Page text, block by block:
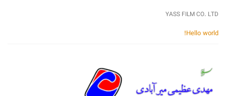
YASS FILM CO. LTD
Hello world!